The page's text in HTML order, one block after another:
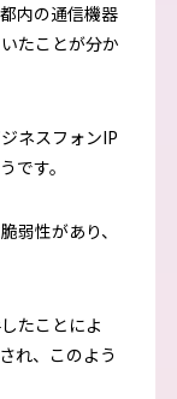
内の通信機器
たことが分か
ネスフォンIP
です。
弱性があり、
たことによ
れ、このよう